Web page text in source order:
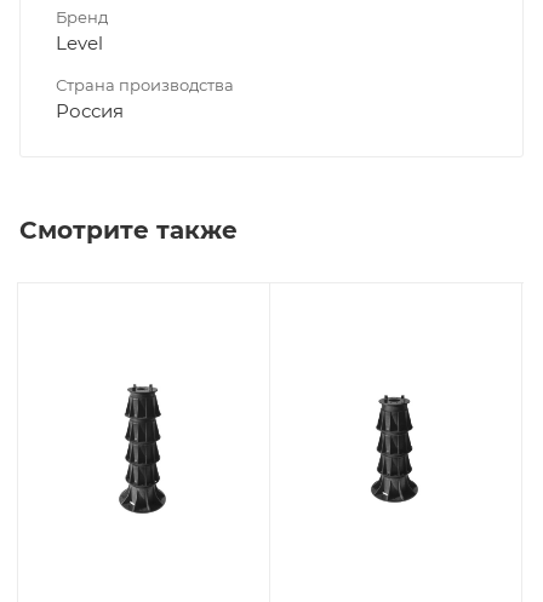
Бренд
Level
Страна производства
Россия
Смотрите также